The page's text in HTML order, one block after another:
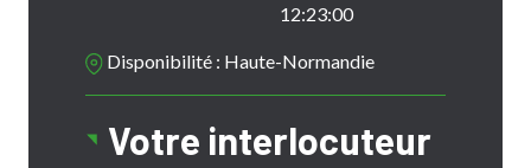
12:23:00
Disponibilité : Haute-Normandie
Votre interlocuteur